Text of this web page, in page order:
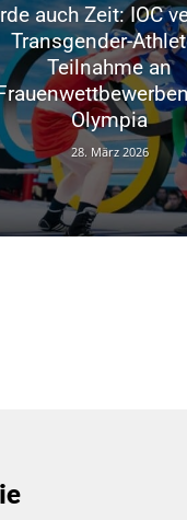
auch Zeit: IOC
Transgender-
Teilnahme an
Olympia
28. März 2026